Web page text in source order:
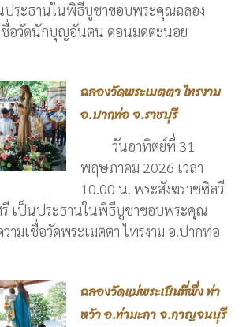
ระธานในพิธีบูชาขอบพระคุณฉลอง
ชื่อวัดนักบุญอันตน ดอนมดตะนอย
ฉลองวัดพระเมตตา ไทรงาม
อ.ปากท่อ จ.ราชบุรี
วันอาทิตย์ที่ 31
พฤษภาคม 2026 เวลา
10.00 น. พระสังฆราชซิลวี
เป็นประธานในพิธีบูชาขอบพระคุณ
ามเชื่อวัดพระเมตตา ไทรงาม อ.ปากท่อ
ฉลองวัดแม่พระเป็นที่พึ่ง ท่า
หว้า อ.ท่ามะกา จ.กาญจนบุรี